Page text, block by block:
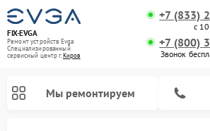
FIX-EVGA
Ремонт устройств Evga
Специализированный
cервисный центр г.Киров
+7 (833)
с
+7 (800)
Звонок
Мы ремонтируем